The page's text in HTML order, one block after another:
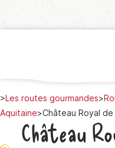
>Les routes gourmandes>
Aquitaine>Château Royal
Château